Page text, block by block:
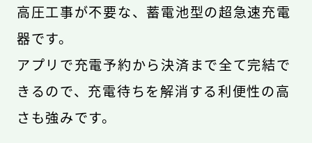
高圧工事が不要な、蓄電池型の超急速充電
器です。
アプリで充電予約から決済まで全て完結で
きるので、充電待ちを解消する利便性の高
さも強みです。